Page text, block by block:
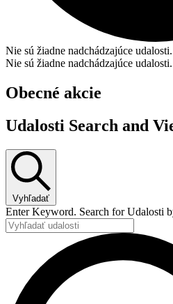
Nie sú žiadne nadchádzajúce udalosti.
Nie sú žiadne nadchádzajúce udalosti.
Obecné akcie
Udalosti Search and
Vyhľadať
Enter Keyword. Search for Udalosti